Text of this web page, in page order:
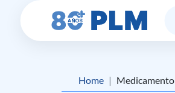
Home Medicamento